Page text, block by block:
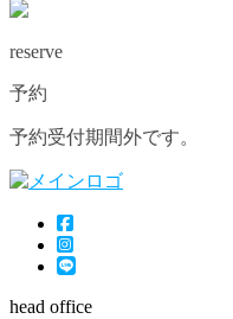
reserve
予約
予約受付期間外です。
head office